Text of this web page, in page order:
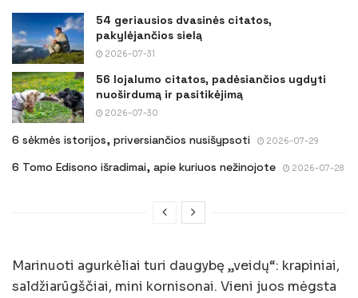
54 geriausios dvasinės citatos,
pakylėjančios sielą
2026-07-31
56 lojalumo citatos, padėsiančios ugdyti
nuoširdumą ir pasitikėjimą
2026-07-30
6 sėkmės istorijos, priversiančios nusišypsoti 2026-07-29
6 Tomo Edisono išradimai, apie kuriuos nežinojote 2026-07-28
Marinuoti agurkėliai turi daugybę „veidų“: krapiniai,
saldžiarūgščiai, mini kornisonai. Vieni juos mėgsta